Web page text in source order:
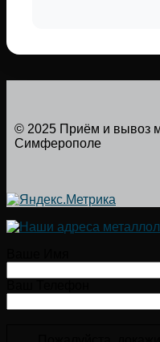
© 2025 Приём и вывоз
Симферополе